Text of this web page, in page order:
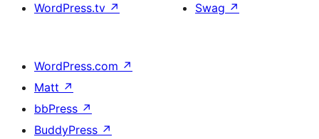
WordPress.tv ↗
Swag ↗
WordPress.com ↗
Matt ↗
bbPress ↗
BuddyPress ↗